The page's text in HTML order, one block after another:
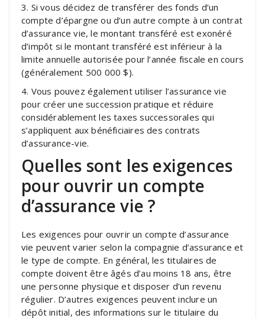
3. Si vous décidez de transférer des fonds d’un
compte d’épargne ou d’un autre compte à un contrat
d’assurance vie, le montant transféré est exonéré
d’impôt si le montant transféré est inférieur à la
limite annuelle autorisée pour l’année fiscale en cours
(généralement 500 000 $).
4. Vous pouvez également utiliser l’assurance vie
pour créer une succession pratique et réduire
considérablement les taxes successorales qui
s’appliquent aux bénéficiaires des contrats
d’assurance-vie.
Quelles sont les exigences
pour ouvrir un compte
d’assurance vie ?
Les exigences pour ouvrir un compte d’assurance
vie peuvent varier selon la compagnie d’assurance et
le type de compte. En général, les titulaires de
compte doivent être âgés d’au moins 18 ans, être
une personne physique et disposer d’un revenu
régulier. D’autres exigences peuvent inclure un
dépôt initial, des informations sur le titulaire du